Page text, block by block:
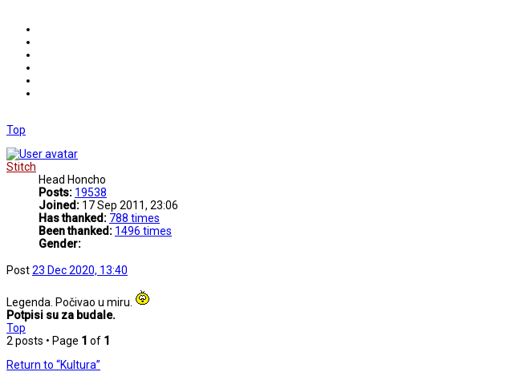
Top
Stitch
Head Honcho
Posts: 19538
Joined: 17 Sep 2011, 23:06
Has thanked: 788 times
Been thanked: 1496 times
Gender:
Post23 Dec 2020, 13:40
Legenda. Počivao u miru.
Potpisi su za budale.
Top
2 posts • Page 1 of 1
Return to “Kultura”